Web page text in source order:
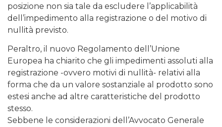
posizione non sia tale da escludere l’applicabilità
dell’impedimento alla registrazione o del motivo di
nullità previsto.
Peraltro, il nuovo Regolamento dell’Unione
Europea ha chiarito che gli impedimenti assoluti alla
registrazione -ovvero motivi di nullità- relativi alla
forma che da un valore sostanziale al prodotto sono
estesi anche ad altre caratteristiche del prodotto
stesso.
Sebbene le considerazioni dell’Avvocato Generale